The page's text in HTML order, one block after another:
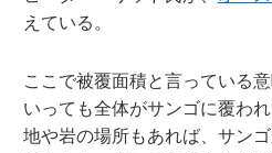
えている。
ここで被覆面積と言っている
いっても全体がサンゴに覆わ
地や岩の場所もあれば、サン